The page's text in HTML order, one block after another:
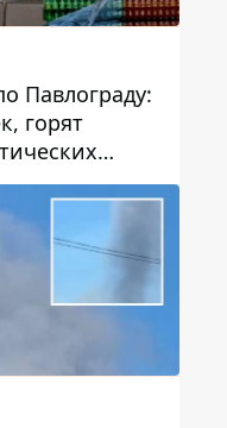
Павлограду:
горят